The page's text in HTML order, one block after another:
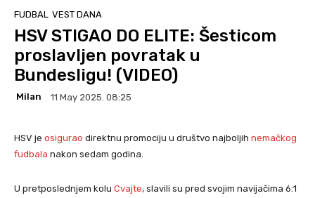
FUDBAL VEST DANA
HSV STIGAO DO ELITE: Šesticom
proslavljen povratak u
Bundesligu! (VIDEO)
Milan 11 May 2025. 08:25
HSV je osigurao direktnu promociju u društvo najboljih nemačkog
fudbala nakon sedam godina.
U pretposlednjem kolu Cvajte, slavili su pred svojim navijačima 6:1